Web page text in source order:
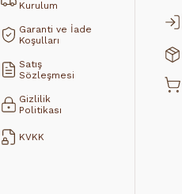
Kurulum
Garanti ve İade
Koşulları
Satış
Sözleşmesi
Gizlilik
Politikası
KVKK